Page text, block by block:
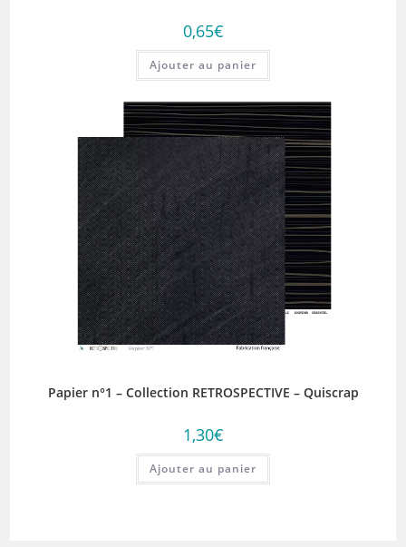
0,65€
Ajouter au panier
Papier n°1 – Collection RETROSPECTIVE – Quiscrap
1,30€
Ajouter au panier